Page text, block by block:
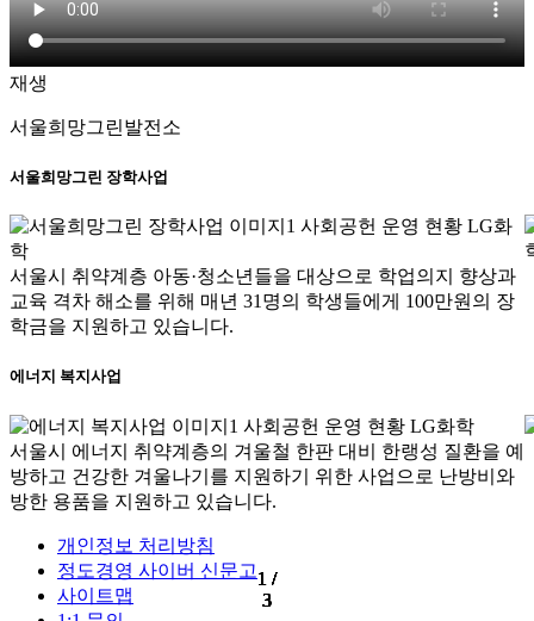
1 /
3
1 /
3
1 /
3
1 /
3
1 /
3
1 /
3
1 /
3
1 /
3
1 /
3
1 /
3
1 /
3
1 /
3
1 /
3
재생
서울희망그린발전소
서울희망그린 장학사업
1 /
3
서울시 취약계층 아동·청소년들을 대상으로 학업의지 향상과
교육 격차 해소를 위해 매년 31명의 학생들에게 100만원의 장
학금을 지원하고 있습니다.
에너지 복지사업
1 /
3
서울시 에너지 취약계층의 겨울철 한판 대비 한랭성 질환을 예
방하고 건강한 겨울나기를 지원하기 위한 사업으로 난방비와
방한 용품을 지원하고 있습니다.
개인정보 처리방침
정도경영 사이버 신문고
사이트맵